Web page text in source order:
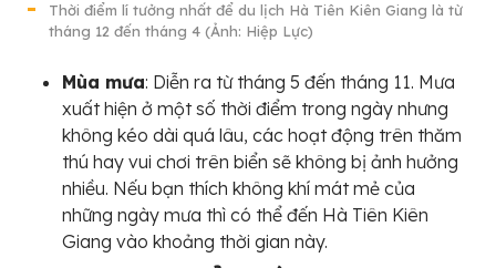
Thời điểm lí tưởng nhất để du lịch Hà Tiên Kiên Giang là từ
tháng 12 đến tháng 4 (Ảnh: Hiệp Lực)
Mùa mưa: Diễn ra từ tháng 5 đến tháng 11. Mưa
xuất hiện ở một số thời điểm trong ngày nhưng
không kéo dài quá lâu, các hoạt động trên thăm
thú hay vui chơi trên biển sẽ không bị ảnh hưởng
nhiều. Nếu bạn thích không khí mát mẻ của
những ngày mưa thì có thể đến Hà Tiên Kiên
Giang vào khoảng thời gian này.